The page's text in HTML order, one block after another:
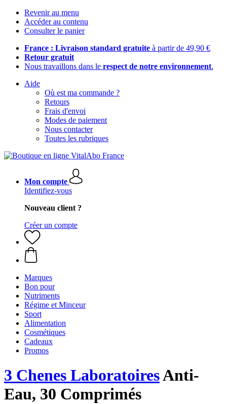
Revenir au menu
Accéder au contenu
Consulter le panier
France : Livraison standard gratuite à partir de 49,90 €
Retour gratuit
Nous travaillons dans le respect de notre environnement.
Aide
Où est ma commande ?
Retours
Frais d'envoi
Modes de paiement
Nous contacter
Toutes les rubriques
Mon compte
Identifiez-vous
Nouveau client ?
Créer un compte
Marques
Bon pour
Nutriments
Régime et Minceur
Sport
Alimentation
Cosmétiques
Cadeaux
Promos
3 Chenes LaboratoiresAnti-
Eau, 30 Comprimés